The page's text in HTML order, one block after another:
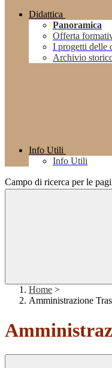
Didattica
Panoramica
Offerta
I progetti delle
Archivio
Info Utili
Info Utili
Campo di ricerca per le
Home >
Amministrazione